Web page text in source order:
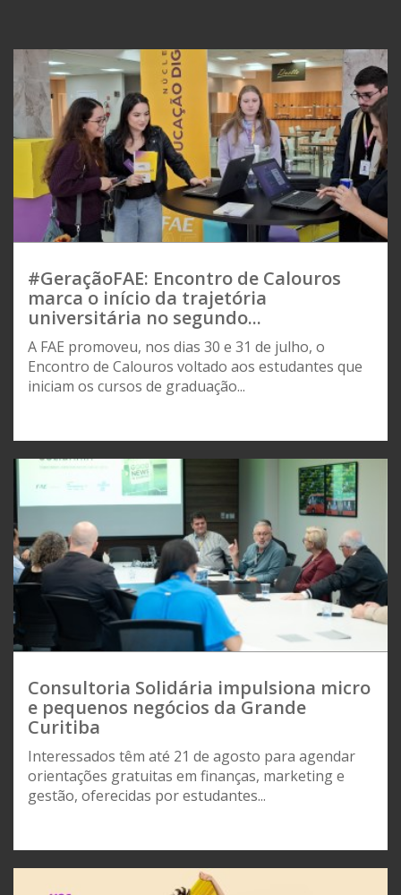
#GeraçãoFAE: Encontro de Calouros
marca o início da trajetória
universitária no segundo...
A FAE promoveu, nos dias 30 e 31 de julho, o
Encontro de Calouros voltado aos estudantes que
iniciam os cursos de graduação...
Consultoria Solidária impulsiona micro
e pequenos negócios da Grande
Curitiba
Interessados têm até 21 de agosto para agendar
orientações gratuitas em finanças, marketing e
gestão, oferecidas por estudantes...